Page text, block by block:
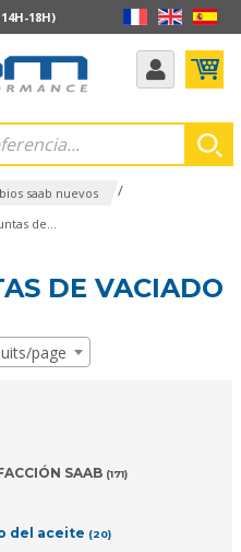
18H)
saab nuevos /
de...
DE VACIADO
page
SAAB (171)
del aceite (20)